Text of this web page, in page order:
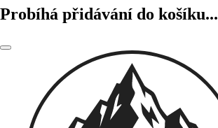
Probíhá přidávání do košíku...